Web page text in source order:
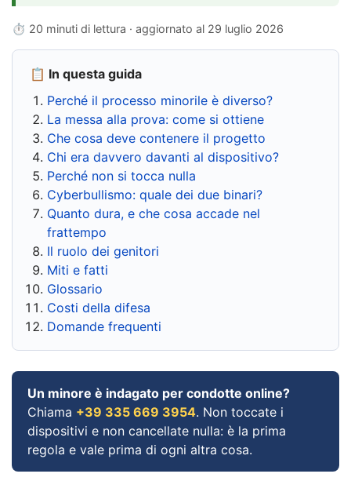
⏱ 20 minuti di lettura · aggiornato al 29 luglio 2026
📋 In questa guida
Perché il processo minorile è diverso?
La messa alla prova: come si ottiene
Che cosa deve contenere il progetto
Chi era davvero davanti al dispositivo?
Perché non si tocca nulla
Cyberbullismo: quale dei due binari?
Quanto dura, e che cosa accade nel
frattempo
Il ruolo dei genitori
Miti e fatti
Glossario
Costi della difesa
Domande frequenti
Un minore è indagato per condotte online?
Chiama +39 335 669 3954. Non toccate i
dispositivi e non cancellate nulla: è la prima
regola e vale prima di ogni altra cosa.